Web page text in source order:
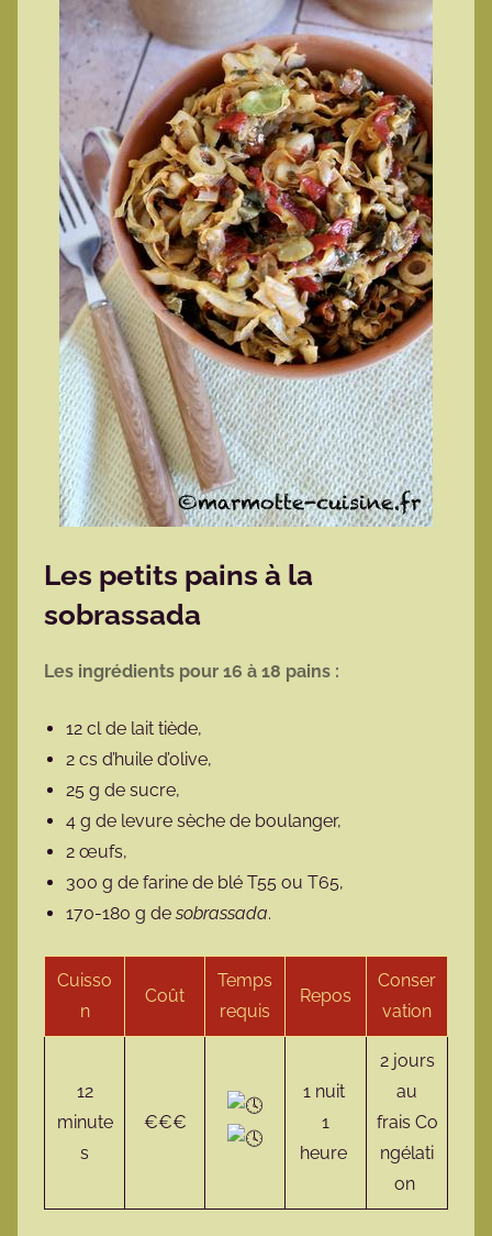
Les petits pains à la
sobrassada
Les ingrédients pour 16 à 18 pains :
12 cl de lait tiède,
2 cs d’huile d’olive,
25 g de sucre,
4 g de levure sèche de boulanger,
2 œufs,
300 g de farine de blé T55 ou T65,
170-180 g desobrassada.
Cuisso
n
Coût
Temps
requis
Repos
Conser
vation
12
minute
s
€€€
1 nuit
1
heure
2 jours
au
frais Co
ngélati
on